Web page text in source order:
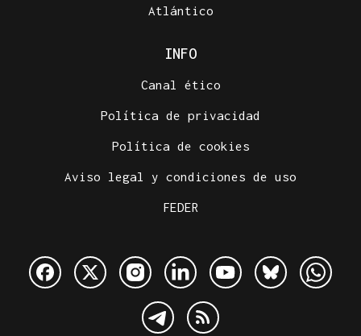
Atlántico
INFO
Canal ético
Política de privacidad
Política de cookies
Aviso legal y condiciones de uso
FEDER